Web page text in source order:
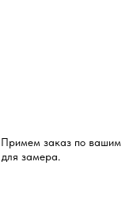
Примем заказ по вашим
замера.